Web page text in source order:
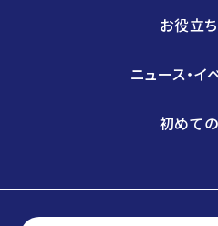
お役立
ニュース・イ
初めて